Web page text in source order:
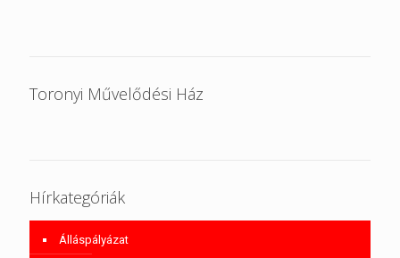
Toronyi Művelődési Ház
Hírkategóriák
Álláspályázat